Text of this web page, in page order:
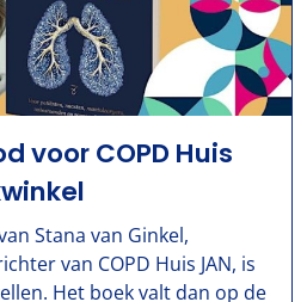
voor COPD Huis
Stana van Ginkel,
van COPD Huis JAN, is
Het boek valt dan op de